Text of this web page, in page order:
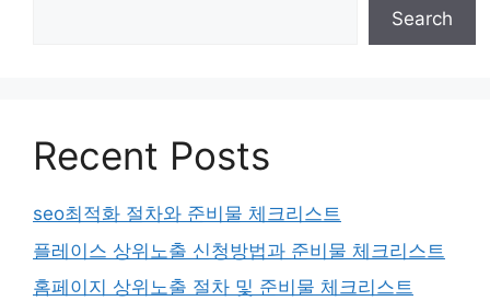
Search
Recent Posts
seo최적화 절차와 준비물 체크리스트
플레이스 상위노출 신청방법과 준비물 체크리스트
홈페이지 상위노출 절차 및 준비물 체크리스트